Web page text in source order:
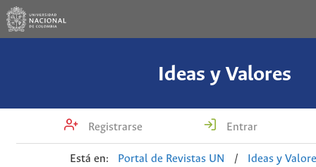
Ideas y Valores
Registrarse Entrar
Está en: Portal de Revistas UN /
Ideas y